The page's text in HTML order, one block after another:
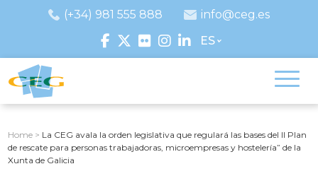
(+34) 981 555 888
info@ceg.es
ES
Home > La CEG avala la orden legislativa que regulará las bases del II Plan
de rescate para personas trabajadoras, microempresas y hostelería” de la
Xunta de Galicia